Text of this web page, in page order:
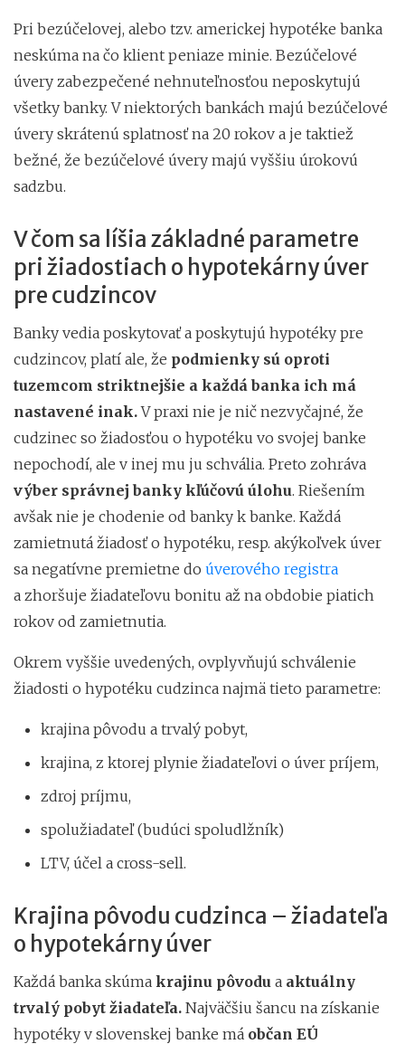
Pri bezúčelovej, alebo tzv. americkej hypotéke banka
neskúma na čo klient peniaze minie. Bezúčelové
úvery zabezpečené nehnuteľnosťou neposkytujú
všetky banky. V niektorých bankách majú bezúčelové
úvery skrátenú splatnosť na 20 rokov a je taktiež
bežné, že bezúčelové úvery majú vyššiu úrokovú
sadzbu.
V čom sa líšia základné parametre
pri žiadostiach o hypotekárny úver
pre cudzincov
Banky vedia poskytovať a poskytujú hypotéky pre
cudzincov, platí ale, že podmienky sú oproti
tuzemcom striktnejšie a každá banka ich má
nastavené inak.V praxi nie je nič nezvyčajné, že
cudzinec so žiadosťou o hypotéku vo svojej banke
nepochodí, ale v inej mu ju schvália. Preto zohráva
výber správnej banky kľúčovú úlohu. Riešením
avšak nie je chodenie od banky k banke. Každá
zamietnutá žiadosť o hypotéku, resp. akýkoľvek úver
sa negatívne premietne do úverového registra
a zhoršuje žiadateľovu bonitu až na obdobie piatich
rokov od zamietnutia.
Okrem vyššie uvedených, ovplyvňujú schválenie
žiadosti o hypotéku cudzinca najmä tieto parametre:
krajina pôvodu a trvalý pobyt,
krajina, z ktorej plynie žiadateľovi o úver príjem,
zdroj príjmu,
spolužiadateľ (budúci spoludlžník)
LTV, účel a cross-sell.
Krajina pôvodu cudzinca – žiadateľa
o hypotekárny úver
Každá banka skúma krajinu pôvodu a aktuálny
trvalý pobyt žiadateľa. Najväčšiu šancu na získanie
hypotéky v slovenskej banke má občan EÚ